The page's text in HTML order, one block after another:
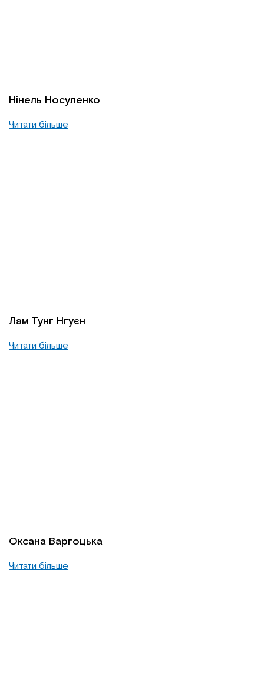
Нінель Носуленко
Читати більше
Лам Тунг Нгуєн
Читати більше
Оксана Варгоцька
Читати більше